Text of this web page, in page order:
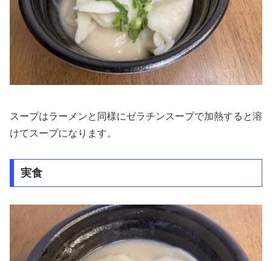
スープはラーメンと同様にゼラチンスープで加熱すると溶
けてスープになります。
実食